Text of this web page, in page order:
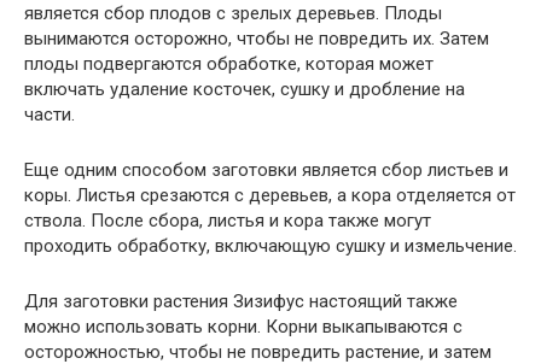
является сбор плодов с зрелых деревьев. Плоды
вынимаются осторожно, чтобы не повредить их. Затем
плоды подвергаются обработке, которая может
включать удаление косточек, сушку и дробление на
части.
Еще одним способом заготовки является сбор листьев и
коры. Листья срезаются с деревьев, а кора отделяется от
ствола. После сбора, листья и кора также могут
проходить обработку, включающую сушку и измельчение.
Для заготовки растения Зизифус настоящий также
можно использовать корни. Корни выкапываются с
осторожностью, чтобы не повредить растение, и затем